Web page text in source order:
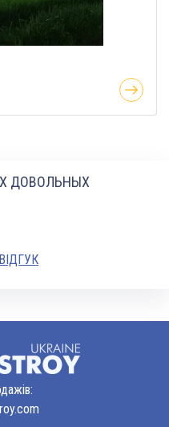
ДОВОЛЬНЫХ